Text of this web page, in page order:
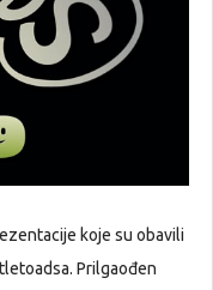
koje su obavili
Prilgaođen